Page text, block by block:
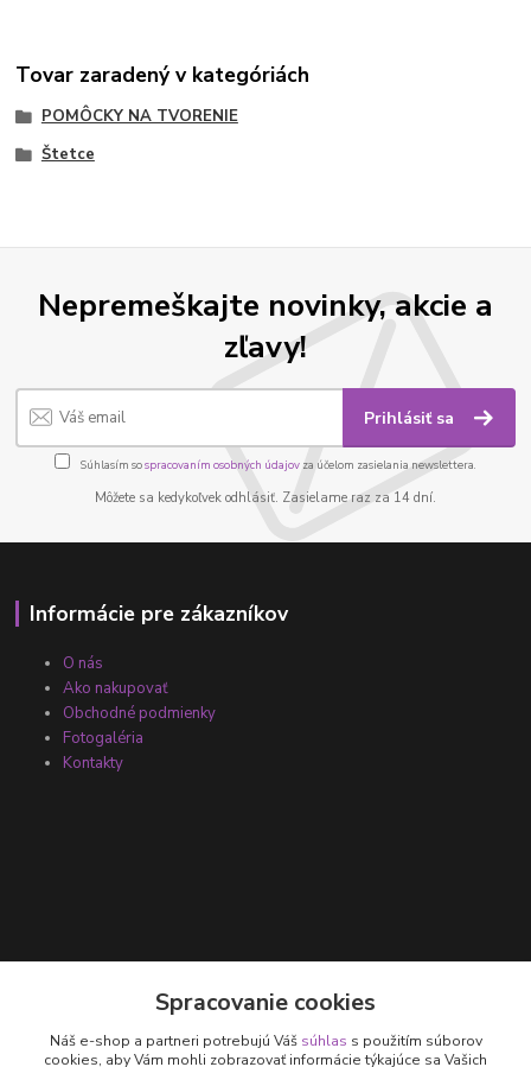
Tovar zaradený v kategóriách
POMÔCKY NA TVORENIE
Štetce
Nepremeškajte novinky, akcie a
zľavy!
Prihlásiť sa
Súhlasím sospracovaním osobných údajov za účelom zasielania newslettera.
Môžete sa kedykoľvek odhlásiť. Zasielame raz za 14 dní.
Informácie pre zákazníkov
O nás
Ako nakupovať
Obchodné podmienky
Fotogaléria
Kontakty
+421 905 531 251
Spracovanie cookies
Náš e-shop a partneri potrebujú Váš súhlas s použitím súborov
cookies, aby Vám mohli zobrazovať informácie týkajúce sa Vašich